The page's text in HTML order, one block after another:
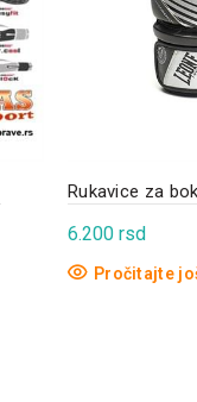
Rukavice za
6.200 rsd
Pročitajte